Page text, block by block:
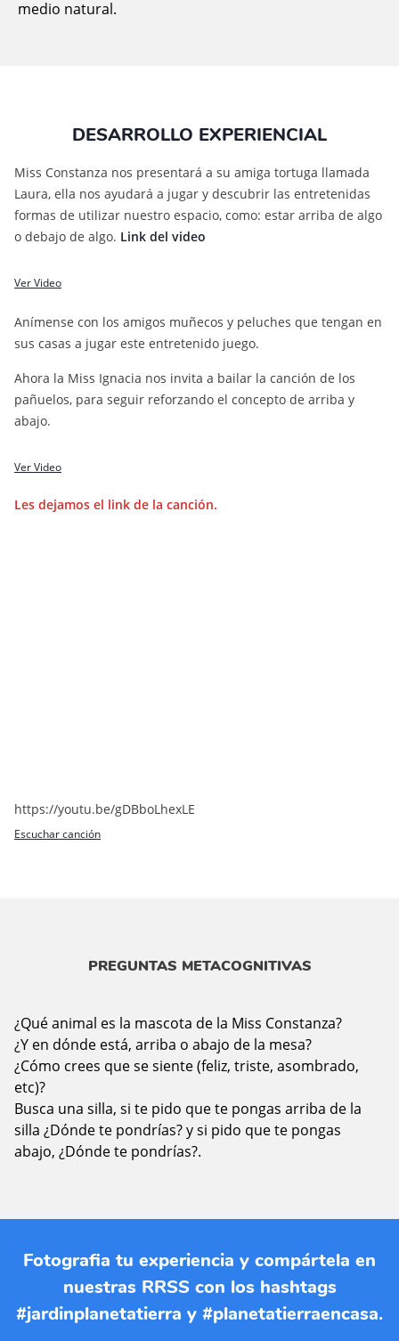
medio natural.
DESARROLLO EXPERIENCIAL
Miss Constanza nos presentará a su amiga tortuga llamada
Laura, ella nos ayudará a jugar y descubrir las entretenidas
formas de utilizar nuestro espacio, como: estar arriba de algo
o debajo de algo. Link del video
Ver Video
Anímense con los amigos muñecos y peluches que tengan en
sus casas a jugar este entretenido juego.
Ahora la Miss Ignacia nos invita a bailar la canción de los
pañuelos, para seguir reforzando el concepto de arriba y
abajo.
Ver Video
Les dejamos el link de la canción.
https://youtu.be/gDBboLhexLE
Escuchar canción
PREGUNTAS METACOGNITIVAS
¿Qué animal es la mascota de la Miss Constanza?
¿Y en dónde está, arriba o abajo de la mesa?
¿Cómo crees que se siente (feliz, triste, asombrado,
etc)?
Busca una silla, si te pido que te pongas arriba de la
silla ¿Dónde te pondrías? y si pido que te pongas
abajo, ¿Dónde te pondrías?.
Fotografia tu experiencia y compártela en
nuestras RRSS con los hashtags
#jardinplanetatierra y #planetatierraencasa.